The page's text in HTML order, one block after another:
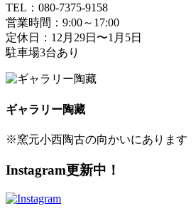
TEL：080-7375-9158
営業時間：9:00～17:00
定休日：12月29日〜1月5日
駐車場3台あり
ギャラリー陶藏
※窯元小西陶古の向かいにあります
Instagram更新中！